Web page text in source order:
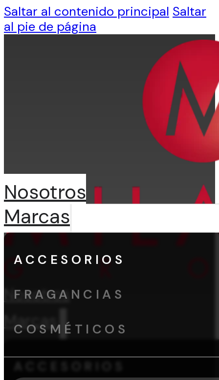
Saltar al contenido principal Saltar
al pie de página
Nosotros
Marcas
ACCESORIOS
Nosotros
Marcas
ACCESORIOS
FRAGANCIAS
COSMÉTICOS